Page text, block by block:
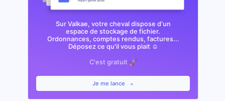
Sur Valkae, votre cheval dispose d'un
espace de stockage de fichier.
Ordonnances, comptes rendus, factures...
Déposez ce qu'il vous plait ☺️
C'est gratuit 🚀
Je me lance